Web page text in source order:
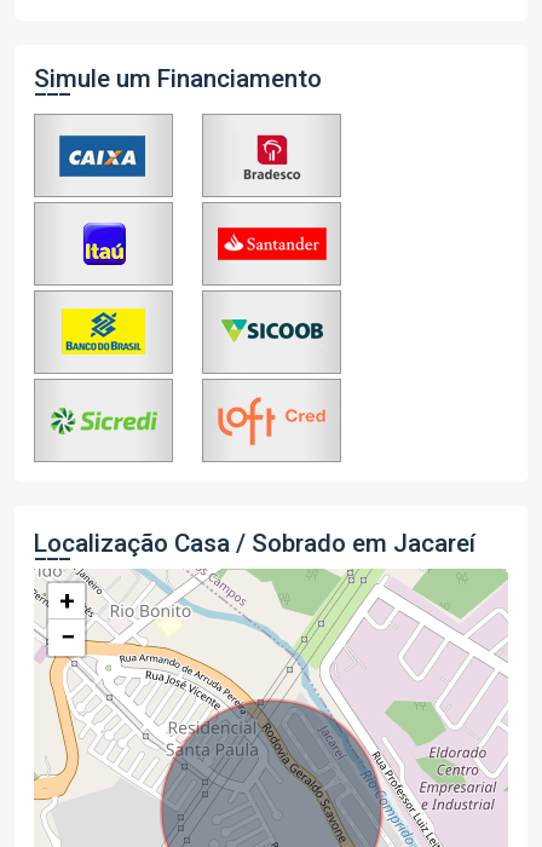
Simule um Financiamento
Localização Casa / Sobrado em Jacareí
+
−